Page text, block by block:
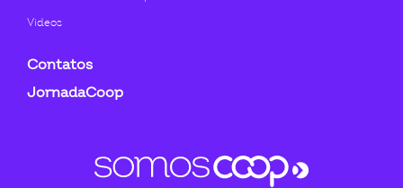
Videos
Contatos
JornadaCoop